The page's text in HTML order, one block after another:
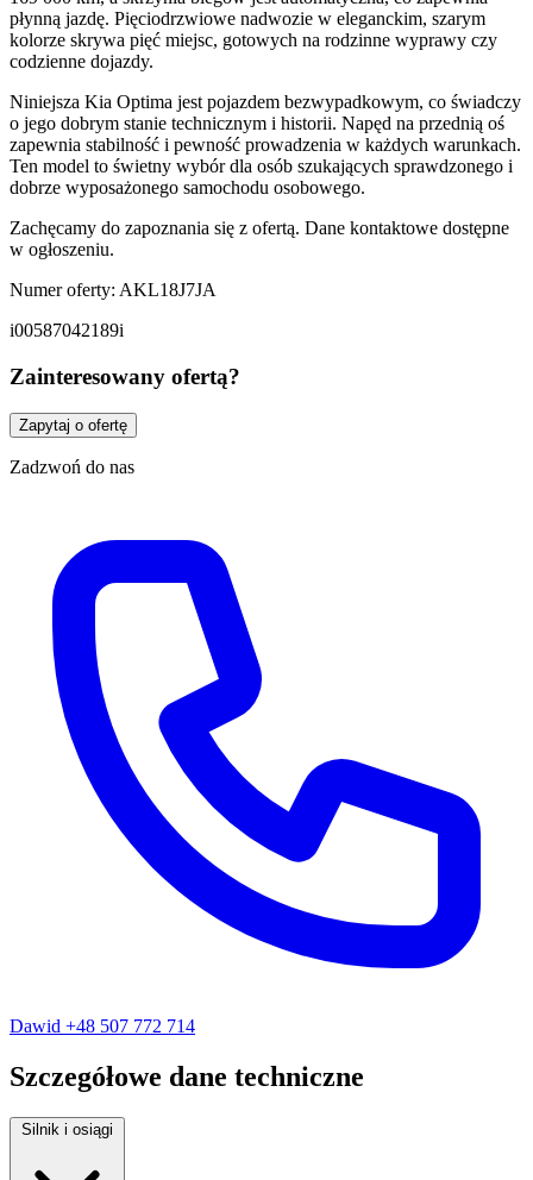
płynną jazdę. Pięciodrzwiowe nadwozie w eleganckim, szarym
kolorze skrywa pięć miejsc, gotowych na rodzinne wyprawy czy
codzienne dojazdy.
Niniejsza Kia Optima jest pojazdem bezwypadkowym, co świadczy
o jego dobrym stanie technicznym i historii. Napęd na przednią oś
zapewnia stabilność i pewność prowadzenia w każdych warunkach.
Ten model to świetny wybór dla osób szukających sprawdzonego i
dobrze wyposażonego samochodu osobowego.
Zachęcamy do zapoznania się z ofertą. Dane kontaktowe dostępne
w ogłoszeniu.
Numer oferty: AKL18J7JA
i00587042189i
Zainteresowany ofertą?
Zapytaj o ofertę
Zadzwoń do nas
Dawid +48 507 772 714
Szczegółowe dane techniczne
Silnik i osiągi